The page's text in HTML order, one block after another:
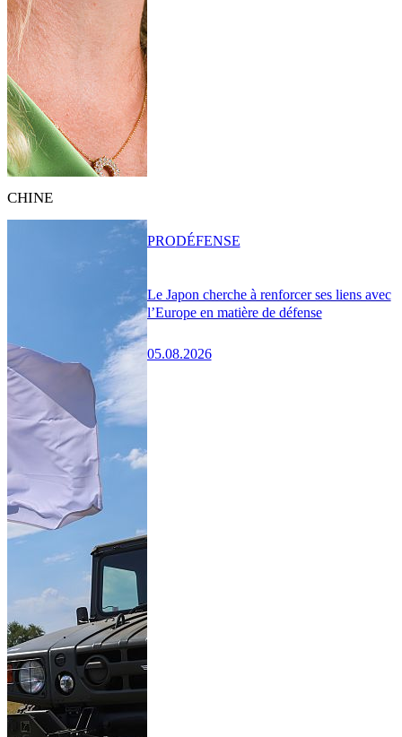
CHINE
Le Japon cherche à renforcer ses liens avec
l’Europe en matière de défense
05.08.2026
PRODÉFENSE